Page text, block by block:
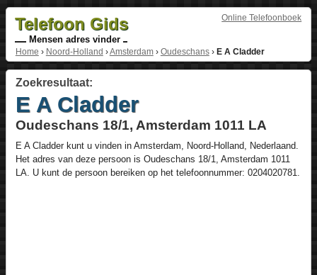
Online Telefoonboek
Telefoon Gids
Mensen adres vinder
Home › Noord-Holland ›Amsterdam› Oudeschans› E A Cladder
Zoekresultaat:
E A Cladder
Oudeschans 18/1, Amsterdam 1011 LA
E A Cladderkunt u vinden in Amsterdam Noord-Holland, Nederlaand.
Het adres van deze persoon is Oudeschans 18/1 , Amsterdam 1011
LA. U kunt de persoon bereiken op het telefoonnummer: 0204020781